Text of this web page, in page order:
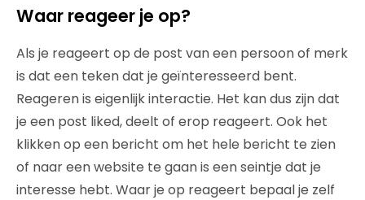
Waar reageer je op?
Als je reageert op de post van een persoon of merk
is dat een teken dat je geïnteresseerd bent.
Reageren is eigenlijk interactie. Het kan dus zijn dat
je een post liked, deelt of erop reageert. Ook het
klikken op een bericht om het hele bericht te zien
of naar een website te gaan is een seintje dat je
interesse hebt. Waar je op reageert bepaal je zelf